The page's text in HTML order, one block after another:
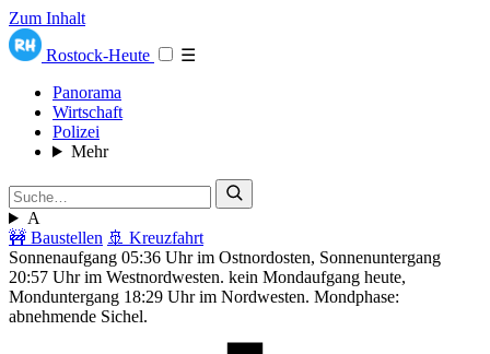
Zum Inhalt
Rostock-Heute
☰
Panorama
Wirtschaft
Polizei
Mehr
A
🚧 Baustellen 🚢 Kreuzfahrt
Sonnenaufgang 05:36 Uhr im Ostnordosten, Sonnenuntergang
20:57 Uhr im Westnordwesten. kein Mondaufgang heute,
Monduntergang 18:29 Uhr im Nordwesten. Mondphase:
abnehmende Sichel.